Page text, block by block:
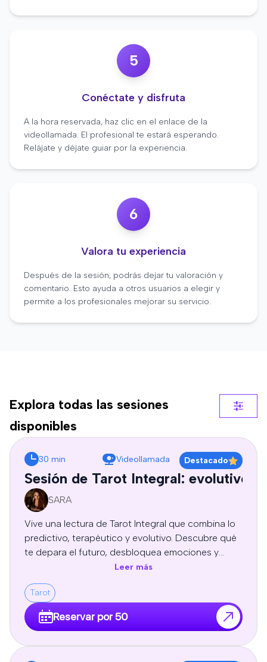
5
Conéctate y disfruta
A la hora reservada, haz clic en el enlace de la
videollamada. El profesional te estará esperando.
Relájate y déjate guiar por la experiencia.
6
Valora tu experiencia
Después de la sesión, podrás dejar tu valoración y
comentario. Esto ayuda a otros usuarios a elegir y
permite a los profesionales mejorar su servicio.
Explora todas las sesiones
disponibles
30 min Videollamada Destacado
Sesión de Tarot Integral: evolutivo,
SARA
Vive una lectura de Tarot Integral que combina lo
predictivo, terapéutico y evolutivo. Descubre qué
te depara el futuro, desbloquea emociones y
patrones limitantes, y recibe guía espiritual y
autoconocimiento para tomar decisiones
conscientes y transformar tu vida. Sesion
profesional de tarot personal, orientación y
crecimiento personal, adaptadas a tu energía y
Leer más
Tarot
Reservar por 50